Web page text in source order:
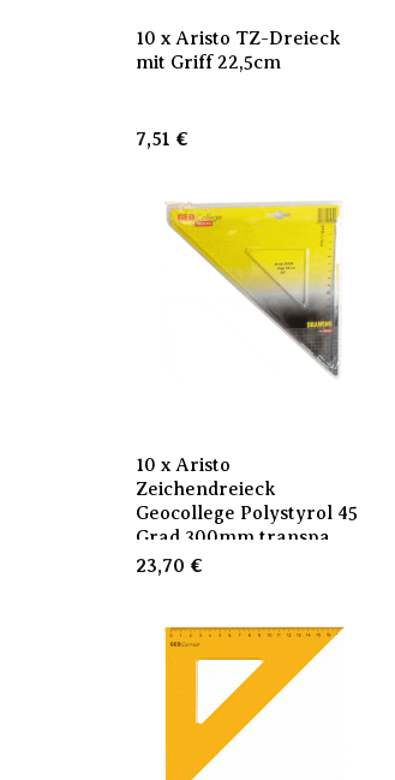
10 x Aristo TZ-Dreieck
mit Griff 22,5cm
7,51 €
10 x Aristo
Zeichendreieck
Geocollege Polystyrol 45
Grad 300mm transpa
23,70 €